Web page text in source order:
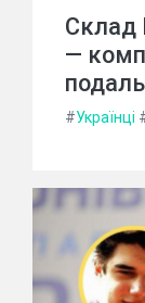
Склад
—
#Українці